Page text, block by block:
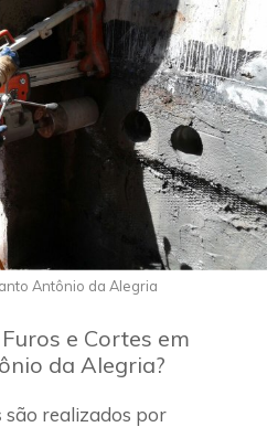
Antônio da Alegria
e Cortes em
da Alegria?
são realizados por